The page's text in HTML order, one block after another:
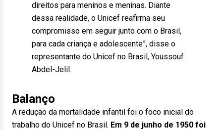
direitos para meninos e meninas. Diante
dessa realidade, o Unicef reafirma seu
compromisso em seguir junto com o Brasil,
para cada criança e adolescente”, disse o
representante do Unicef no Brasil, Youssouf
Abdel-Jelil.
Balanço
A redução da mortalidade infantil foi o foco inicial do
trabalho do Unicef no Brasil. Em 9 de junho de 1950 foi